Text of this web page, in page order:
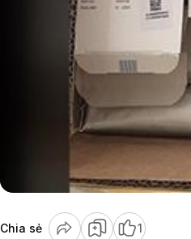
Chia sẻ 1